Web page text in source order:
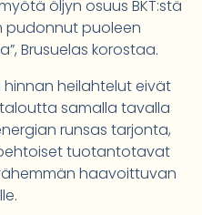
öljyn osuus BKT:stä
pudonnut puoleen
Brusuelas korostaa.
heilahtelut eivät
samalla tavalla
runsas tarjonta,
tuotantotavat
haavoittuvan